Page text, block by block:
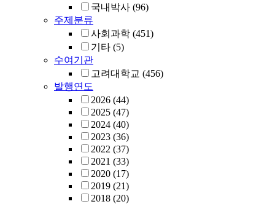
국내박사 (96)
주제분류
사회과학 (451)
기타 (5)
수여기관
고려대학교 (456)
발행연도
2026 (44)
2025 (47)
2024 (40)
2023 (36)
2022 (37)
2021 (33)
2020 (17)
2019 (21)
2018 (20)